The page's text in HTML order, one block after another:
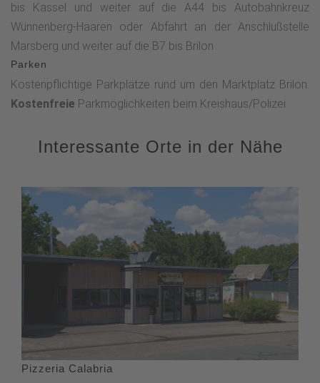
bis Kassel und weiter auf die A44 bis Autobahnkreuz
Wünnenberg-Haaren oder Abfahrt an der Anschlußstelle
Marsberg und weiter auf die B7 bis Brilon
Parken
Kostenpflichtige Parkplätze rund um den Marktplatz Brilon.
Kostenfreie Parkmöglichkeiten beim Kreishaus/Polizei
Interessante Orte in der Nähe
Pizzeria Calabria